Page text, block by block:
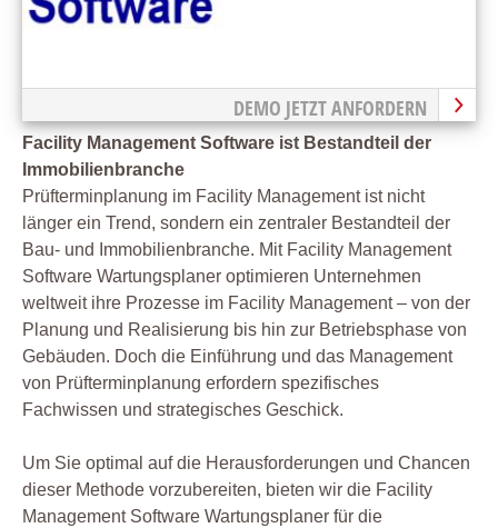
DEMO JETZT ANFORDERN
Facility Management Software ist Bestandteil der
Immobilienbranche
Prüfterminplanung im Facility Management ist nicht
länger ein Trend, sondern ein zentraler Bestandteil der
Bau- und Immobilienbranche. Mit Facility Management
Software Wartungsplaner optimieren Unternehmen
weltweit ihre Prozesse im Facility Management – von der
Planung und Realisierung bis hin zur Betriebsphase von
Gebäuden. Doch die Einführung und das Management
von Prüfterminplanung erfordern spezifisches
Fachwissen und strategisches Geschick.
Um Sie optimal auf die Herausforderungen und Chancen
dieser Methode vorzubereiten, bieten wir die Facility
Management Software Wartungsplaner für die